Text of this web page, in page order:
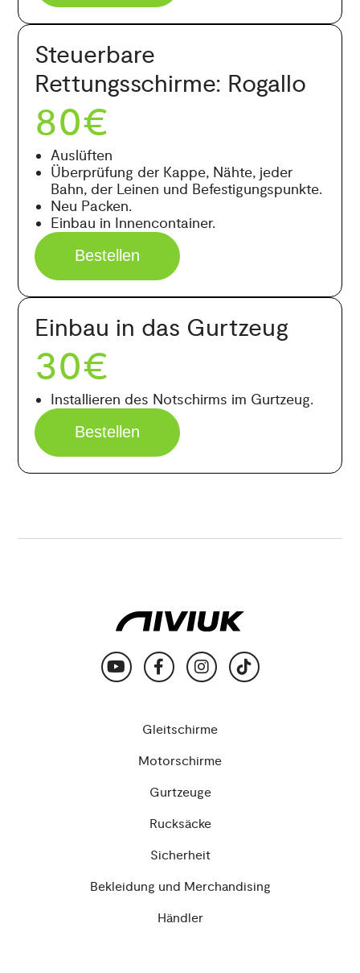
Steuerbare
Rettungsschirme: Rogallo
80€
Auslüften
Überprüfung der Kappe, Nähte, jeder
Bahn, der Leinen und Befestigungspunkte.
Neu Packen.
Einbau in Innencontainer.
Bestellen
Einbau in das Gurtzeug
30€
Installieren des Notschirms im Gurtzeug.
Bestellen
Gleitschirme
Motorschirme
Gurtzeuge
Rucksäcke
Sicherheit
Bekleidung und Merchandising
Händler